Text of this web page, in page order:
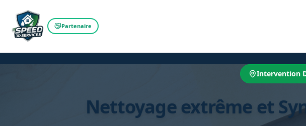
Partenaire
Intervention
Nettoyage extrême et